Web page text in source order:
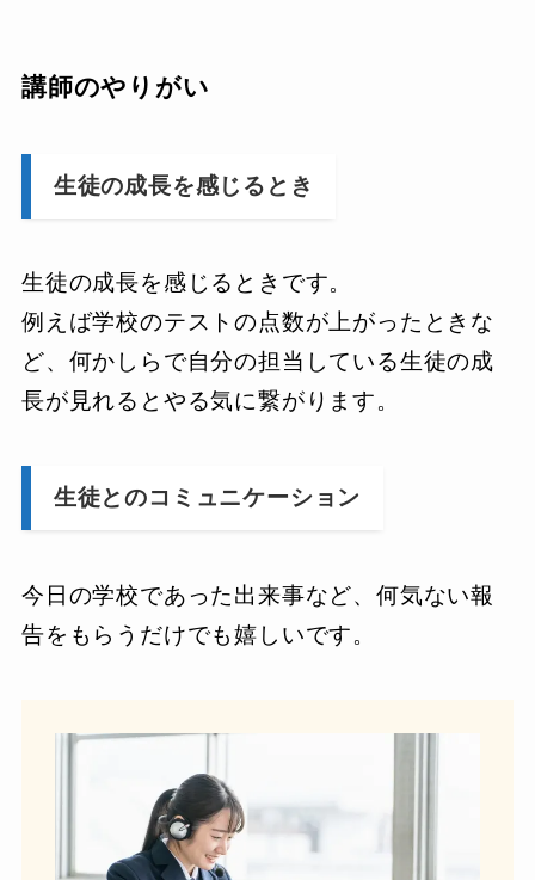
講師のやりがい
生徒の成長を感じるとき
生徒の成長を感じるときです。
例えば学校のテストの点数が上がったときな
ど、何かしらで自分の担当している生徒の成
長が見れるとやる気に繋がります。
生徒とのコミュニケーション
今日の学校であった出来事など、何気ない報
告をもらうだけでも嬉しいです。